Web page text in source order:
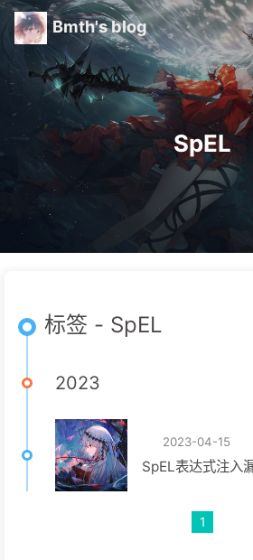
Bmth's blog
SpEL
标签 - SpEL
2023
2023-04-15
SpEL表达式注入
1